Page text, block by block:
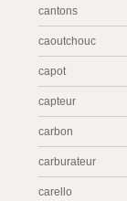
cantons
caoutchouc
capot
capteur
carbon
carburateur
carello